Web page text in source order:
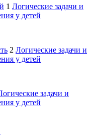
1 Логические задачи и
у детей
2 Логические задачи и
у детей
задачи и
у детей